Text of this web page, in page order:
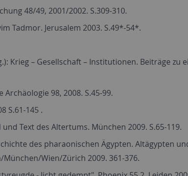
48/49, 2001/2002. S.309-310.
Tadmor. Jerusalem 2003. S.49*-54*.
Krieg – Gesellschaft – Institutionen. Beiträge zu
98, 2008. S.45-99.
S.61-145 .
Text des Altertums. München 2009. S.65-119.
des pharaonischen Ägypten. Altägypten
Wien/Zürich 2009. 361-376.